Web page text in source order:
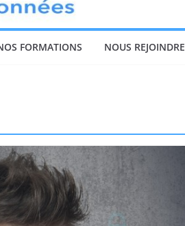
FORMATIONS NOUS REJOINDRE